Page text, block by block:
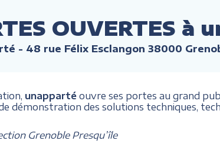
OUVERTES à
- 48 rue Félix Esclangon 38000
unappartéouvre ses portes au grand
démonstration des solutions techniques,
Grenoble Presqu’île